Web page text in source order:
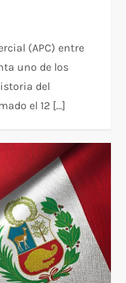
(APC) entre
uno de los
del
el 12 […]